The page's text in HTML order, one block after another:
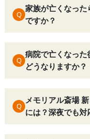
Q
家族が亡くなっ
ですか？
Q
病院で亡くなっ
どうなりますか？
Q
メモリアル斎場
には？深夜でも対